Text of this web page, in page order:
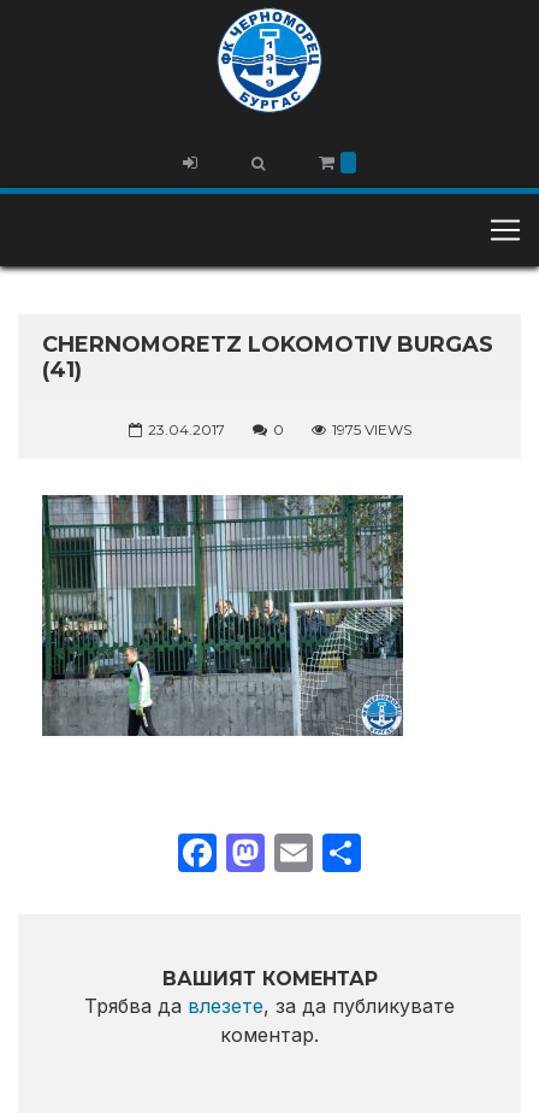
CHERNOMORETZ LOKOMOTIV BURGAS
(41)
23.04.2017 0 1975 VIEWS
Facebook
Mastodon
Email
ВАШИЯТ КОМЕНТАР
Трябва да влезете, за да публикувате
коментар.